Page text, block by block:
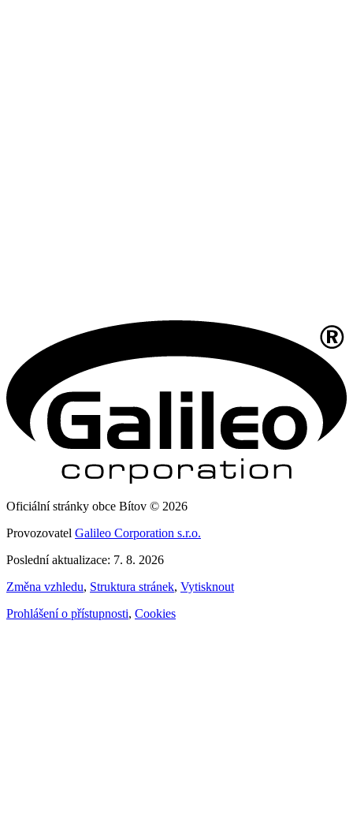
Oficiální stránky obce Bítov © 2026
Provozovatel Galileo Corporation s.r.o.
Poslední aktualizace: 7. 8. 2026
Změna vzhledu, Struktura stránek, Vytisknout
Prohlášení o přístupnosti, Cookies